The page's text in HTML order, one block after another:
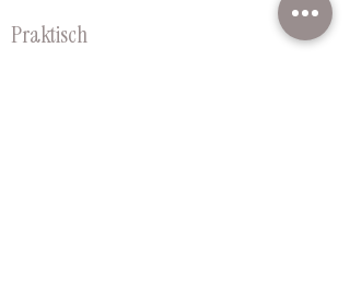
Praktisch